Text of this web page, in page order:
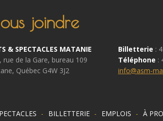
joindre
& SPECTACLES MATANIE
rue de la Gare, bureau 109
Québec G4W 3J2
Billetterie :
Téléphone :
info@asm-
BILLETTERIE EMPLOIS À